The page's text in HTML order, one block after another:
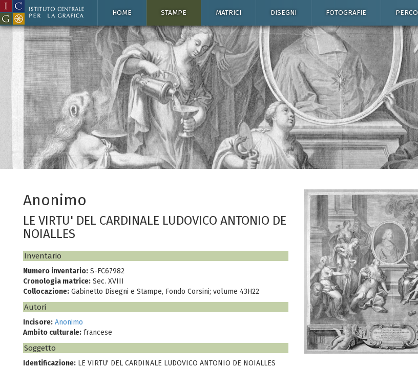
HOME STAMPE MATRICI DISEGNI FOTOGRAFIE
Anonimo
LE VIRTU' DEL CARDINALE LUDOVICO ANTONIO DE
NOIALLES
Inventario
Numero inventario: S-FC67982
Cronologia matrice: Sec. XVIII
Collocazione: Gabinetto Disegni e Stampe, Fondo Corsini; volume 43H22
Autori
Incisore: Anonimo
Ambito culturale: francese
Soggetto
Identificazione: LE VIRTU' DEL CARDINALE LUDOVICO ANTONIO DE NOIALLES